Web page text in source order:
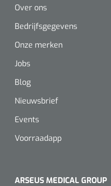
Over ons
Bedrijfsgegevens
Onze merken
Jobs
Blog
Nieuwsbrief
Events
Voorraadapp
ARSEUS MEDICAL GROUP